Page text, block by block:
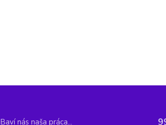
Baví nás naša práca...